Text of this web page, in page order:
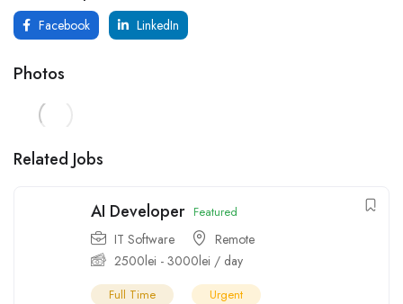
Facebook LinkedIn
Photos
Related Jobs
AI Developer Featured
IT Software
Remote
2500lei - 3000lei / day
Full Time Urgent